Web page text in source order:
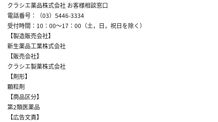
クラシエ薬品株式会社 お客様相談窓口
電話番号：（03）5446-3334
受付時間：10：00～17：00（土，日，祝日を除く）
【製造販売会社】
新生薬品工業株式会社
【販売会社】
クラシエ製薬株式会社
【剤形】
顆粒剤
【商品区分】
第2類医薬品
【広告文責】